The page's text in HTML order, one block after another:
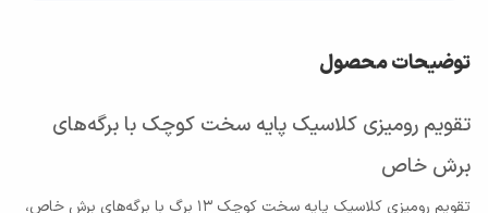
توضیحات محصول
تقویم رومیزی کلاسیک پایه سخت کوچک با برگه‌های
برش خاص
تقویم رومیزی کلاسیک پایه سخت کوچک ۱۳ برگ با برگه‌های برش خاص،